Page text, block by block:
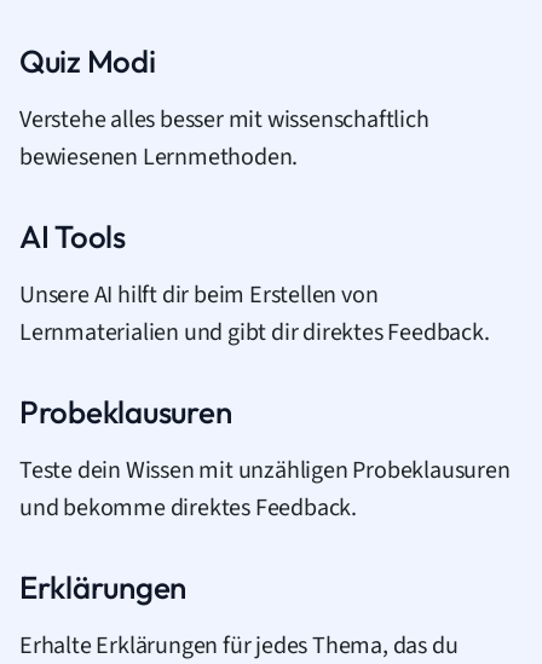
Quiz Modi
Verstehe alles besser mit wissenschaftlich
bewiesenen Lernmethoden.
AI Tools
Unsere AI hilft dir beim Erstellen von
Lernmaterialien und gibt dir direktes Feedback.
Probeklausuren
Teste dein Wissen mit unzähligen Probeklausuren
und bekomme direktes Feedback.
Erklärungen
Erhalte Erklärungen für jedes Thema, das du